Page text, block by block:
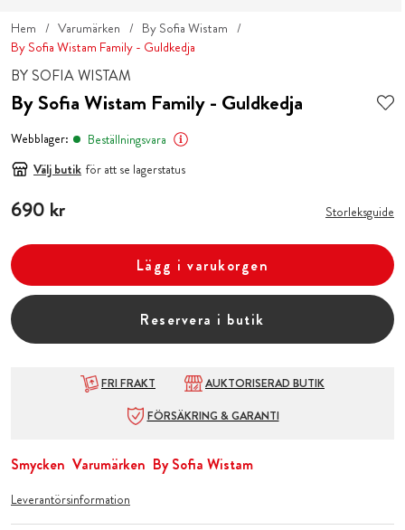
Hem Varumärken
By Sofia Wistam
By Sofia Wistam Family - Guldkedja
BY SOFIA WISTAM
By Sofia Wistam Family - Guldkedja
Webblager:
Beställningsvara
Välj butik för att se lagerstatus
Pris:690 kr
690 kr Storleksguide
Lägg i varukorgen
Reservera i butik
FRI FRAKT
AUKTORISERAD BUTIK
FÖRSÄKRING & GARANTI
Smycken Varumärken By Sofia Wistam
Leverantörsinformation